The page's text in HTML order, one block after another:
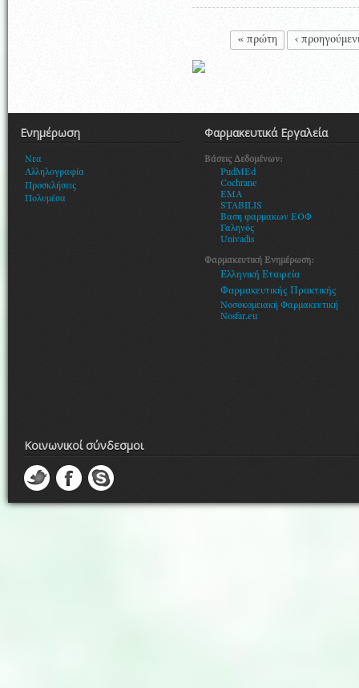
Σελίδες« πρώτη ‹
Ενημέρωση
Νεα
Αλληλογραφία
Προσκλήσεις
Πολυμέσα
Φαρμακευτικά Εργαλεία
Βάσεις Δεδομένων:
PudMEd
Cochrane
EMA
STABILIS
Βαση φαρμακων ΕΟΦ
Γαληνός
Univadis
Φαρμακευτική Ενημέρωση:
Ελληνική Εταιρεία
Φαρμακευτικής Πρακτικής
Νοσοκομειακή Φαρμακευτική
Nosfar.eu
Κοινωνικοί σύνδεσμοι